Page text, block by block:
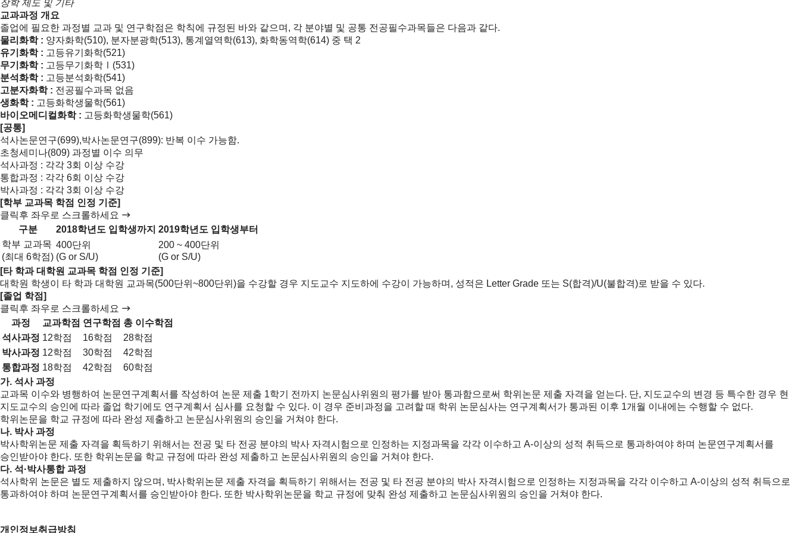
장학 제도 및 기타
교과과정 개요
졸업에 필요한 과정별 교과 및 연구학점은 학칙에 규정된 바와 같으며, 각 분야별 및 공통 전공필수과목들은 다음과 같다.
물리화학 : 양자화학(510), 분자분광학(513), 통계열역학(613), 화학동역학(614) 중 택 2
유기화학 : 고등유기화학(521)
무기화학 : 고등무기화학Ⅰ(531)
분석화학 : 고등분석화학(541)
고분자화학 : 전공필수과목 없음
생화학 : 고등화학생물학(561)
바이오메디컬화학 : 고등화학생물학(561)
[공통]
석사논문연구(699),박사논문연구(899): 반복 이수 가능함.
초청세미나(809) 과정별 이수 의무
석사과정 : 각각 3회 이상 수강
통합과정 : 각각 6회 이상 수강
박사과정 : 각각 3회 이상 수강
[학부 교과목 학점 인정 기준]
클릭후 좌우로 스크롤하세요
구분
2018학년도 입학생까지 2019학년도 입학생부터
학부 교과목
(최대 6학점)
400단위
(G or S/U)
200 ~ 400단위
(G or S/U)
[타 학과 대학원 교과목 학점 인정 기준]
대학원 학생이 타 학과 대학원 교과목(500단위~800단위)을 수강할 경우 지도교수 지도하에 수강이 가능하며, 성적은 Letter Grade 또는 S(합격)/U(불합격)로 받을 수 있다.
[졸업 학점]
클릭후 좌우로 스크롤하세요
과정
교과학점 연구학점 총 이수학점
석사과정 12학점 16학점
28학점
박사과정 12학점 30학점
42학점
통합과정 18학점 42학점
60학점
가. 석사 과정
교과목 이수와 병행하여 논문연구계획서를 작성하여 논문 제출 1학기 전까지 논문심사위원의 평가를 받아 통과함으로써 학위논문 제출 자격을 얻는다. 단, 지도교수의 변경 등 특수한 경우 현
지도교수의 승인에 따라 졸업 학기에도 연구계획서 심사를 요청할 수 있다. 이 경우 준비과정을 고려할 때 학위 논문심사는 연구계획서가 통과된 이후 1개월 이내에는 수행할 수 없다.
학위논문을 학교 규정에 따라 완성 제출하고 논문심사위원의 승인을 거쳐야 한다.
나. 박사 과정
박사학위논문 제출 자격을 획득하기 위해서는 전공 및 타 전공 분야의 박사 자격시험으로 인정하는 지정과목을 각각 이수하고 A-이상의 성적 취득으로 통과하여야 하며 논문연구계획서를
승인받아야 한다. 또한 학위논문을 학교 규정에 따라 완성 제출하고 논문심사위원의 승인을 거쳐야 한다.
다. 석·박사통합 과정
석사학위 논문은 별도 제출하지 않으며, 박사학위논문 제출 자격을 획득하기 위해서는 전공 및 타 전공 분야의 박사 자격시험으로 인정하는 지정과목을 각각 이수하고 A-이상의 성적 취득으로
통과하여야 하며 논문연구계획서를 승인받아야 한다. 또한 박사학위논문을 학교 규정에 맞춰 완성 제출하고 논문심사위원의 승인을 거쳐야 한다.
개인정보취급방침